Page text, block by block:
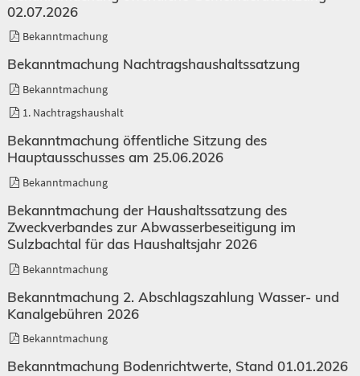
02.07.2026
Bekanntmachung
Bekanntmachung Nachtragshaushaltssatzung
Bekanntmachung
1. Nachtragshaushalt
Bekanntmachung öffentliche Sitzung des
Hauptausschusses am 25.06.2026
Bekanntmachung
Bekanntmachung der Haushaltssatzung des
Zweckverbandes zur Abwasserbeseitigung im
Sulzbachtal für das Haushaltsjahr 2026
Bekanntmachung
Bekanntmachung 2. Abschlagszahlung Wasser- und
Kanalgebühren 2026
Bekanntmachung
Bekanntmachung Bodenrichtwerte, Stand 01.01.2026